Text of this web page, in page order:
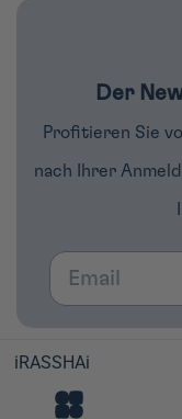
Der
Profitieren Sie
nach Ihrer
Email
iRASSHAi